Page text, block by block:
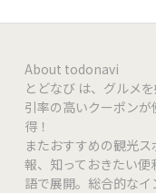
About todonavi
とどなび は、グルメ
引率の高いクーポン
得！
またおすすめの観光
報、知っておきたい
語で展開。総合的なイ